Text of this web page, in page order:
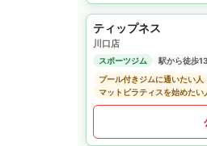
ティップネス
川口店
スポーツジム
駅から徒歩
プール付きジムに通いたい人
マットピラティスを始めたい